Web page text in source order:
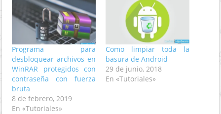
Programa para
desbloquear archivos en
WinRAR protegidos con
contraseña con fuerza
bruta
8 de febrero, 2019
En «Tutoriales»
Como limpiar toda la
basura de Android
29 de junio, 2018
En «Tutoriales»